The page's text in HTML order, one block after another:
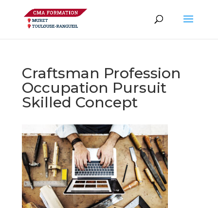
Craftsman Profession
Occupation Pursuit
Skilled Concept